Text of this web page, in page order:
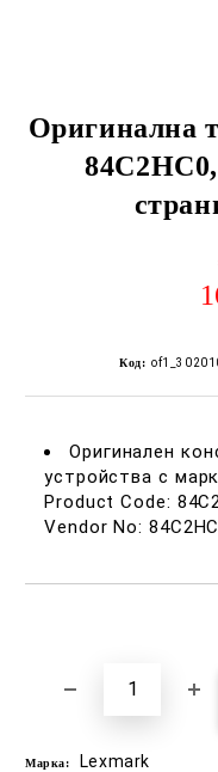
Оригинална
Код:
Оригинален
устройства с
Product Code:
Vendor No:
Марка: Lexmark